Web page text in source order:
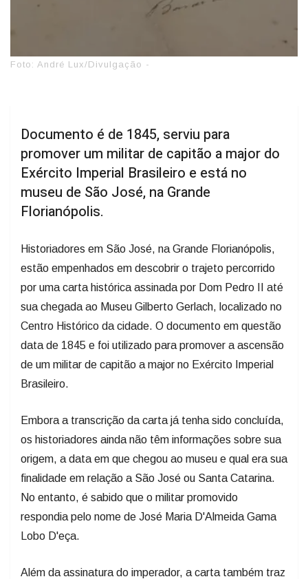
Foto: André Lux/Divulgação -
Documento é de 1845, serviu para
promover um militar de capitão a major do
Exército Imperial Brasileiro e está no
museu de São José, na Grande
Florianópolis.
Historiadores em São José, na Grande Florianópolis,
estão empenhados em descobrir o trajeto percorrido
por uma carta histórica assinada por Dom Pedro II até
sua chegada ao Museu Gilberto Gerlach, localizado no
Centro Histórico da cidade. O documento em questão
data de 1845 e foi utilizado para promover a ascensão
de um militar de capitão a major no Exército Imperial
Brasileiro.
Embora a transcrição da carta já tenha sido concluída,
os historiadores ainda não têm informações sobre sua
origem, a data em que chegou ao museu e qual era sua
finalidade em relação a São José ou Santa Catarina.
No entanto, é sabido que o militar promovido
respondia pelo nome de José Maria D'Almeida Gama
Lobo D'eça.
Além da assinatura do imperador, a carta também traz